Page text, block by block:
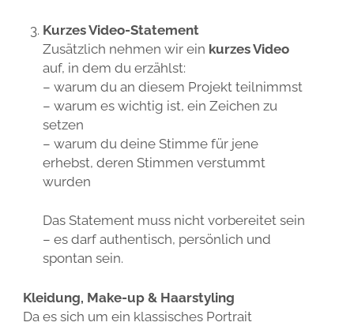
Kurzes Video-Statement
Zusätzlich nehmen wir ein kurzes Video
auf, in dem du erzählst:
– warum du an diesem Projekt teilnimmst
– warum es wichtig ist, ein Zeichen zu
setzen
– warum du deine Stimme für jene
erhebst, deren Stimmen verstummt
wurden
Das Statement muss nicht vorbereitet sein
– es darf authentisch, persönlich und
spontan sein.
Kleidung, Make-up & Haarstyling
Da es sich um ein klassisches Portrait